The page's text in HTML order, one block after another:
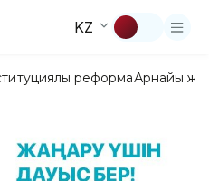
KZ
реформаАрнайы